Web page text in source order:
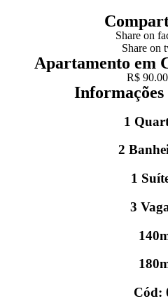
Share on
Share on
Apartamento em
R$
1
2
1
3
Cód: